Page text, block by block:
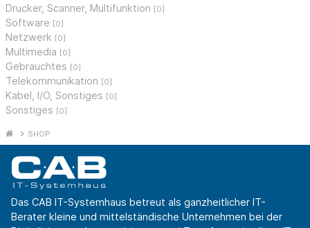
Drucker, Scanner, Multifunktion [0]
Software [0]
Netzwerk [0]
Multimedia [0]
Gebrauchtes [0]
Telekommunikation [0]
Kabel, I/O, Sonstiges [0]
Sonstiges [0]
SHOP
Das CAB IT-Systemhaus betreut als ganzheitlicher IT-
Berater kleine und mittelständische Unternehmen bei der